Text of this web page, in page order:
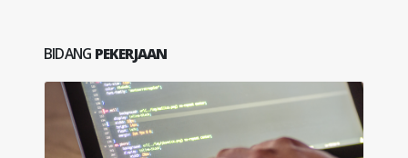
BIDANG PEKERJAAN